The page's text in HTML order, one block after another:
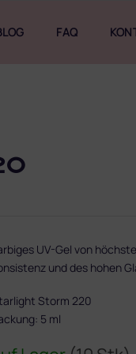
FAQ
UV-Gel von
und des hohen
Storm 220
5 ml